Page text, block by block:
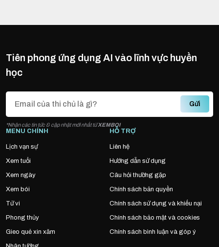
Tiên phong ứng dụng AI vào lĩnh vực huyền
học
Gửi
*Nhận các tin tức & cập nhật mới nhất từXEMBOI
MENU CHÍNH
Lịch vạn sự
Xem tuổi
Xem ngày
Xem bói
Tử vi
Phong thủy
Gieo quẻ xin xăm
HỖ TRỢ
Liên hệ
Hướng dẫn sử dụng
Câu hỏi thường gặp
Chính sách bản quyền
Chính sách sử dụng và khiếu nại
Chính sách bảo mật và cookies
Chính sách bình luận và góp ý